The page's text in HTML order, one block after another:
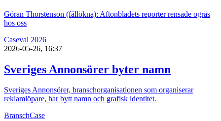
Göran Thorstenson (fållökna): Aftonbladets reporter rensade ogräs
hos oss
Caseval 2026
2026-05-26, 16:37
Sveriges Annonsörer byter namn
Sveriges Annonsörer, branschorganisationen som organiserar
reklamlöpare, har bytt namn och grafisk identitet.
BranschCase